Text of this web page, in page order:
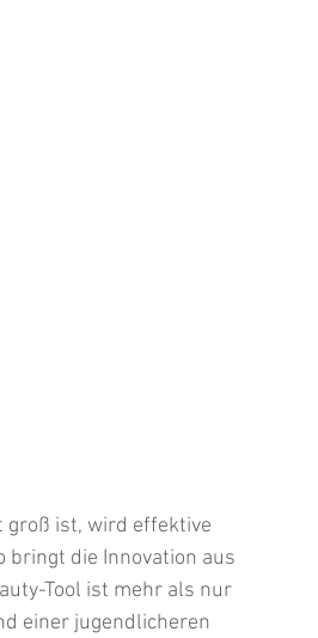
groß ist, wird effektive
bringt die Innovation aus
Tool ist mehr als nur
einer jugendlicheren